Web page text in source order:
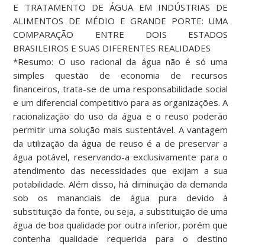
E TRATAMENTO DE ÁGUA EM INDÚSTRIAS DE
ALIMENTOS DE MÉDIO E GRANDE PORTE: UMA
COMPARAÇÃO ENTRE DOIS ESTADOS
BRASILEIROS E SUAS DIFERENTES REALIDADES
*Resumo: O uso racional da água não é só uma
simples questão de economia de recursos
financeiros, trata-se de uma responsabilidade social
e um diferencial competitivo para as organizações. A
racionalização do uso da água e o reuso poderão
permitir uma solução mais sustentável. A vantagem
da utilização da água de reuso é a de preservar a
água potável, reservando-a exclusivamente para o
atendimento das necessidades que exijam a sua
potabilidade. Além disso, há diminuição da demanda
sob os mananciais de água pura devido à
substituição da fonte, ou seja, a substituição de uma
água de boa qualidade por outra inferior, porém que
contenha qualidade requerida para o destino